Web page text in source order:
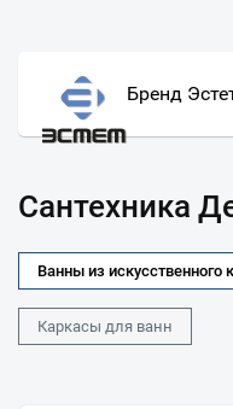
Бренд
Сантехника
Ванны из искусственного
Каркасы для ванн